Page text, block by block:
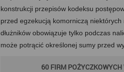
konstrukcji przepisów kodeksu
przed egzekucją komorniczą
dłużników obowiązuje tylko podczas
może potrącić określonej sumy przed
60 FIRM